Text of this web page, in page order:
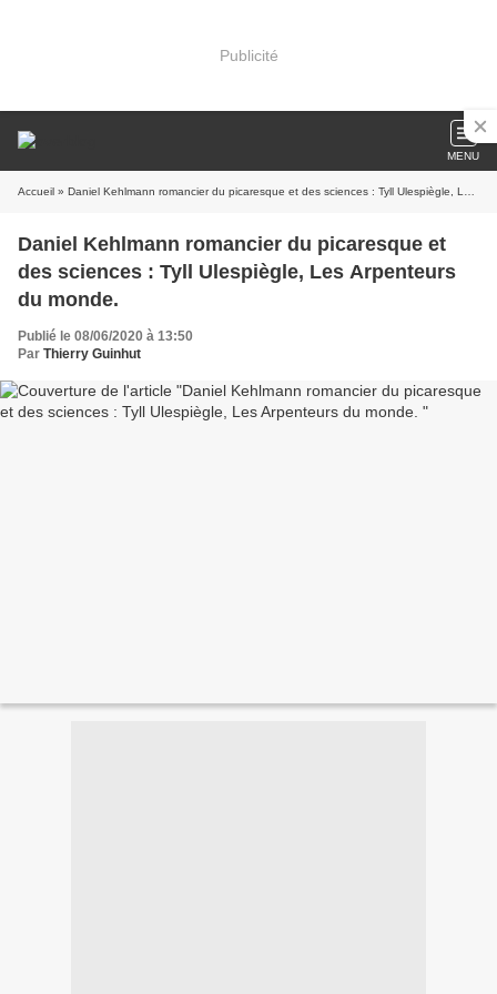
Publicité
MENU
Accueil » Daniel Kehlmann romancier du picaresque et des sciences : Tyll Ulespiègle, Les Arpenteurs du monde.
Daniel Kehlmann romancier du picaresque et
des sciences : Tyll Ulespiègle, Les Arpenteurs
du monde.
Publié le 08/06/2020 à 13:50
Par Thierry Guinhut